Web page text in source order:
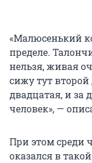
«Малюсенький
пределе.
нельзя, живая
сижу тут
двадцатая, и за
человек», —
При этом среди
оказался в